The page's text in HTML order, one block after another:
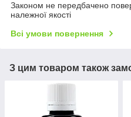
Законом не передбачено
належної якості
Всі умови повернення
З цим товаром також